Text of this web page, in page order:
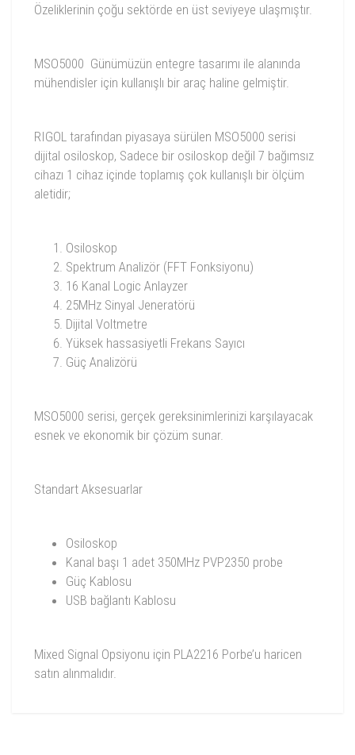
Özeliklerinin çoğu sektörde en üst seviyeye ulaşmıştır.
MSO5000 Günümüzün entegre tasarımı ile alanında
mühendisler için kullanışlı bir araç haline gelmiştir.
RIGOL tarafından piyasaya sürülen MSO5000 serisi
dijital osiloskop, Sadece bir osiloskop değil 7 bağımsız
cihazı 1 cihaz içinde toplamış çok kullanışlı bir ölçüm
aletidir;
Osiloskop
Spektrum Analizör (FFT Fonksiyonu)
16 Kanal Logic Anlayzer
25MHz Sinyal Jeneratörü
Dijital Voltmetre
Yüksek hassasiyetli Frekans Sayıcı
Güç Analizörü
MSO5000 serisi, gerçek gereksinimlerinizi karşılayacak
esnek ve ekonomik bir çözüm sunar.
Standart Aksesuarlar
Osiloskop
Kanal başı 1 adet 350MHz PVP2350 probe
Güç Kablosu
USB bağlantı Kablosu
Mixed Signal Opsiyonu için PLA2216 Porbe’u haricen
satın alınmalıdır.